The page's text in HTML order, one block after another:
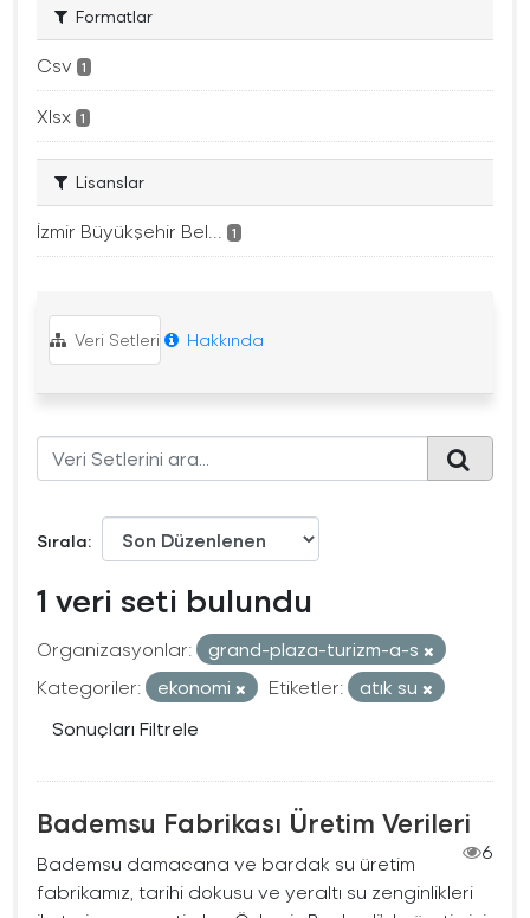
Formatlar
Csv 1
Xlsx 1
Lisanslar
İzmir Büyükşehir Bel... 1
Veri Setleri Hakkında
Sırala
1 veri seti bulundu
Organizasyonlar:
grand-plaza-turizm-a-s
Kategoriler:
ekonomi Etiketler:
atık su
Sonuçları Filtrele
Bademsu Fabrikası Üretim Verileri
6
Bademsu damacana ve bardak su üretim
fabrikamız, tarihi dokusu ve yeraltı su zenginlikleri